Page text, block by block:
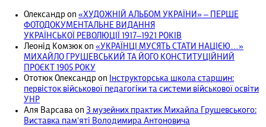
Олександр on «ХУДОЖНІЙ АЛЬБОМ УКРАЇНИ» – ПЕРШЕ
ФОТОДОКУМЕНТАЛЬНЕ ВИДАННЯ
УКРАЇНСЬКОЇ РЕВОЛЮЦІЇ 1917‒1921 РОКІВ
Леонід Комзюк on «УКРАЇНЦІ МУСЯТЬ СТАТИ НАЦІЄЮ…»
МИХАЙЛО ГРУШЕВСЬКИЙ ТА ЙОГО КОНСТИТУЦІЙНИЙ
ПРОЄКТ 1905 РОКУ
Ототюк Олександр on
Інструкторська школа старшин:
первісток військової педагогіки та системи військової освіти
УНР
Аля Варсава on З музейних практик Михайла Грушевського:
Виставка пам’яті Володимира Антоновича